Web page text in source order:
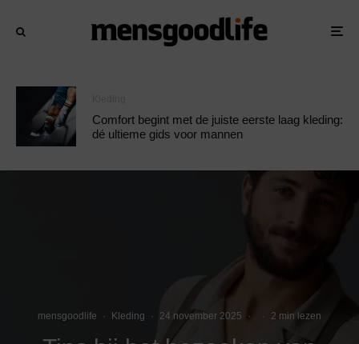
Comfort begint met de juiste eerste laag kleding:
dé ultieme gids voor mannen
mensgoodlife · Kleding · 24 november 2025 · · 2 min lezen